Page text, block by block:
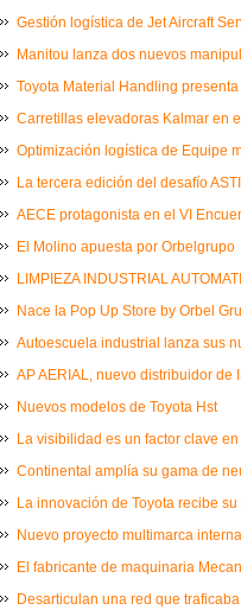
Gestión logística de Jet Aircraft
Manitou lanza dos nuevos
Toyota Material Handling
Carretillas elevadoras Kalmar en
Optimización logística de Equipe
La tercera edición del desafío
AECE protagonista en el VI
El Molino apuesta por Orbelgrupo
LIMPIEZA INDUSTRIAL
Nace la Pop Up Store by Orbel
Autoescuela industrial lanza sus
AP AERIAL, nuevo distribuidor de
Nuevos modelos de Toyota Hst
La visibilidad es un factor clave
Continental amplía su gama de
La innovación de Toyota recibe
Nuevo proyecto multimarca
El fabricante de maquinaria
Desarticulan una red que